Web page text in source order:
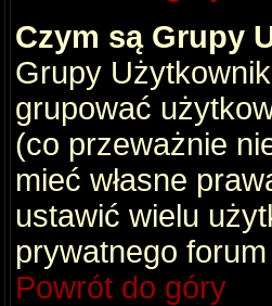
Czym są Grupy
Grupy
grupować
(co przeważnie
mieć własne
ustawić wielu
prywatnego forum
Powrót do góry